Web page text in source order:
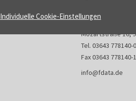
f:data GmbH
Mozartstraße 16,
Tel. 03643 778140-0
Fax 03643 778140-1
info@fdata.de
Individuelle Cookie-Einstellungen